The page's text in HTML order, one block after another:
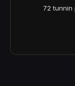
72 tunnin